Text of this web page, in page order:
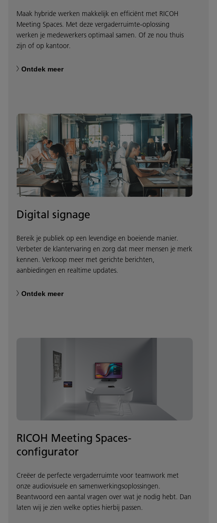
Maak hybride werken makkelijk en efficiënt met RICOH
Meeting Spaces. Met deze vergaderruimte-oplossing
werken je medewerkers optimaal samen. Of ze nou thuis
zijn of op kantoor.
Ontdek meer
Digital signage
Bereik je publiek op een levendige en boeiende manier.
Verbeter de klantervaring en zorg dat meer mensen je merk
kennen. Verkoop meer met gerichte berichten,
aanbiedingen en realtime updates.
Ontdek meer
RICOH Meeting Spaces-
configurator
Creëer de perfecte vergaderruimte voor teamwork met
onze audiovisuele en samenwerkingsoplossingen.
Beantwoord een aantal vragen over wat je nodig hebt. Dan
laten wij je zien welke opties hierbij passen.